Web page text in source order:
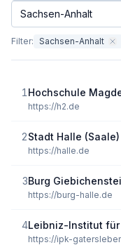
Bundesland filtern:
Sachsen-Anhalt
Filter: Sachsen-Anhalt
1 Hochschule
https://h2.de
2Stadt Halle (Saale)
https://halle.de
3Burg
https://burg-halle.de
4
https://ipk-